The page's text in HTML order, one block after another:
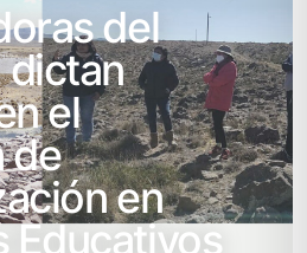
del
dictan
el
de
en
Educativos